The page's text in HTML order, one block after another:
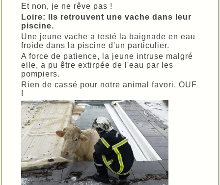
Et non, je ne rêve pas !
Loire: Ils retrouvent une vache dans leur
piscine.
Une jeune vache a testé la baignade en eau
froide dans la piscine d'un particulier.
A force de patience, la jeune intruse malgré
elle, a pu être extirpée de l'eau par les
pompiers.
Rien de cassé pour notre animal favori. OUF
!